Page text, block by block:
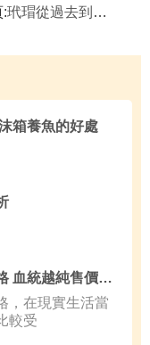
:玳瑁從過去到現在的生存狀態,玳瑁具有裝飾品的特性
箱養魚的好處
比利時牧羊犬幼犬價格 血統越純售價就越高
，在現實生活當
較受